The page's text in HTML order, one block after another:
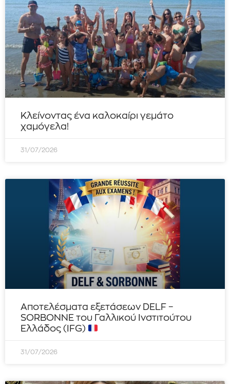
Κλείνοντας ένα καλοκαίρι γεμάτο
χαμόγελα!
31/07/2026
Αποτελέσματα εξετάσεων DELF –
SORBONNE του Γαλλικού Ινστιτούτου
Ελλάδος (IFG)
31/07/2026